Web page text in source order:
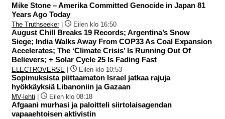
Mike Stone – Amerika Committed Genocide in Japan 81
Years Ago Today
The Truthseeker| Eilen klo 16:50
August Chill Breaks 19 Records; Argentina’s Snow
Siege; India Walks Away From COP33 As Coal Expansion
Accelerates; The ‘Climate Crisis’ Is Running Out Of
Believers; + Solar Cycle 25 Is Fading Fast
ELECTROVERSE Eilen klo 10:53
Sopimuksista piittaamaton Israel jatkaa rajuja
hyökkäyksiä Libanoniin ja Gazaan
MV-lehti Eilen klo 08:18
Afgaani murhasi ja paloitteli siirtolaisagendan
vapaaehtoisen aktivistin